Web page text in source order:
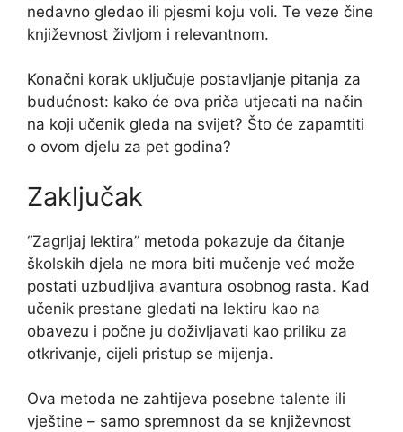
nedavno gledao ili pjesmi koju voli. Te veze čine
književnost življom i relevantnom.
Konačni korak uključuje postavljanje pitanja za
budućnost: kako će ova priča utjecati na način
na koji učenik gleda na svijet? Što će zapamtiti
o ovom djelu za pet godina?
Zaključak
“Zagrljaj lektira” metoda pokazuje da čitanje
školskih djela ne mora biti mučenje već može
postati uzbudljiva avantura osobnog rasta. Kad
učenik prestane gledati na lektiru kao na
obavezu i počne ju doživljavati kao priliku za
otkrivanje, cijeli pristup se mijenja.
Ova metoda ne zahtijeva posebne talente ili
vještine – samo spremnost da se književnost